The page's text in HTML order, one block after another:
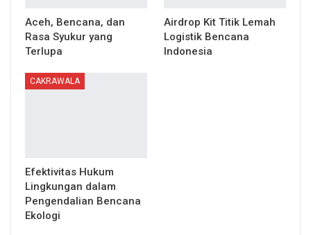
Aceh, Bencana, dan
Rasa Syukur yang
Terlupa
Airdrop Kit Titik Lemah
Logistik Bencana
Indonesia
CAKRAWALA
Efektivitas Hukum
Lingkungan dalam
Pengendalian Bencana
Ekologi